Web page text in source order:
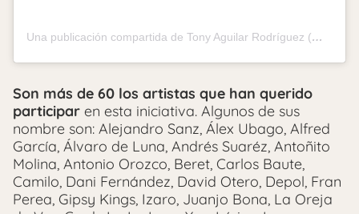
Una publicación compartida de Tony Aguilar Rodríguez (@tonyaguilarofi)
Son más de 60 los artistas que han querido
participar en esta iniciativa. Algunos de sus
nombre son: Alejandro Sanz, Álex Ubago, Alfred
García, Álvaro de Luna, Andrés Suaréz, Antoñito
Molina, Antonio Orozco, Beret, Carlos Baute,
Camilo, Dani Fernández, David Otero, Depol, Fran
Perea, Gipsy Kings, Izaro, Juanjo Bona, La Oreja